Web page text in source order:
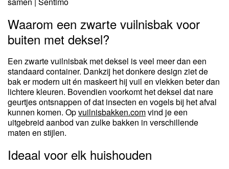
Waarom een zwarte vuilnisbak voor
buiten met deksel?
Een zwarte vuilnisbak met deksel is veel meer dan een
standaard container. Dankzij het donkere design ziet de
bak er modern uit én maskeert hij vuil en vlekken beter dan
lichtere kleuren. Bovendien voorkomt het deksel dat nare
geurtjes ontsnappen of dat insecten en vogels bij het afval
kunnen komen. Opvuilnisbakken.comvind je een
uitgebreid aanbod van zulke bakken in verschillende
maten en stijlen.
Ideaal voor elk huishouden